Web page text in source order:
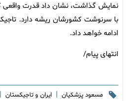
نمایش گذاشت، نشان داد قدرت واقعی
با سرنوشت کشورشان ریشه دارد.
ادامه خواهد داد.
انتهای پیام/
مسعود پزشکیان | ایران و تاجیکستان |